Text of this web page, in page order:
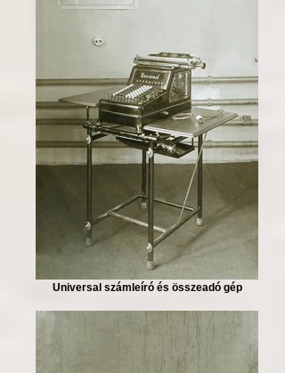
Universal számleíró és összeadó gép